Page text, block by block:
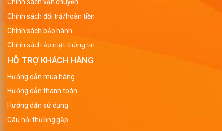
Chính sách vận chuyển
Chính sách đổi trả/hoàn tiền
Chính sách bảo hành
Chính sách ảo mật thông tin
HỖ TRỢ KHÁCH HÀNG
Hướng dẫn mua hàng
Hướng dẫn thanh toán
Hướng dẫn sử dụng
Câu hỏi thường gặp